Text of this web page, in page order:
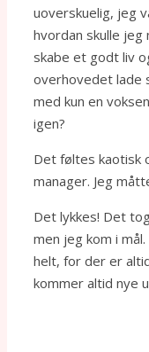
uoverskuelig, jeg
hvordan skulle jeg
skabe et godt liv
overhovedet lade
med kun en
igen?
Det føltes kaotisk
manager. Jeg
Det lykkes! Det
men jeg kom i
helt, for der er
kommer altid nye